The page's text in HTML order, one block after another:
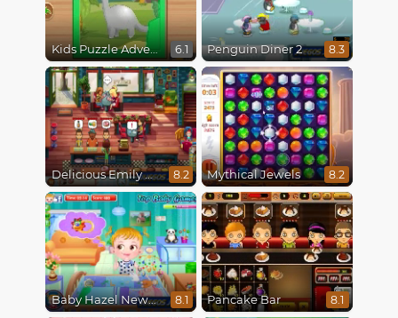
Kids Puzzle Adventure 6.1 Penguin Diner 2 8.3
Delicious Emily New Beginning 8.2 Mythical Jewels 8.2
Baby Hazel Newborn Vaccination 8.1 Pancake Bar 8.1